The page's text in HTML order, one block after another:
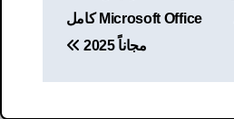
Microsoft Office كامل
مجاناً 2025